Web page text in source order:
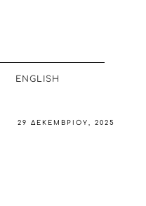
ENGLISH
29 ΔΕΚΕΜΒΡΊΟΥ, 2025